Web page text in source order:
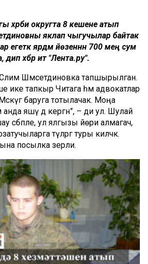
хәрби округта 8 кешене атып
яклап чыгучылар байтак
егеткә ярдәм йөзеннән 700 мең сум
хәбәр итә "Лента.ру".
Сәлим Шәмсетдиновка тапшырылган.
ике тапкыр Читага һәм адвокатлар
баруга тотылачак. Моңа
анда яшәү дә кергән”, – ди ул. Шулай
сәбәпле, ул ялгызы йөри алмагач,
түләргә туры киләчәк.
посылка әзерли.